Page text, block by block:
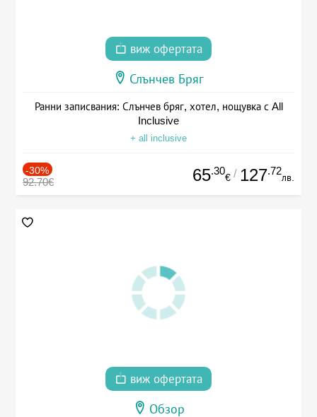
виж офертата
Слънчев Бряг
Ранни записвания: Слънчев бряг, хотел, нощувка с All
Inclusive
+ all inclusive
-30%
92.70€ 65.30
€ / 127.72
лв.
виж офертата
Обзор